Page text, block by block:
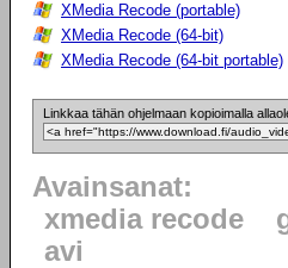
XMedia Recode (portable)
XMedia Recode (64-bit)
XMedia Recode (64-bit portable)
Linkkaa tähän ohjelmaan kopioimalla
Avainsanat:
xmedia recode
avi